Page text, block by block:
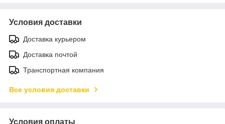
Условия доставки
Доставка курьером
Доставка почтой
Транспортная компания
Все условия доставки
Условия оплаты